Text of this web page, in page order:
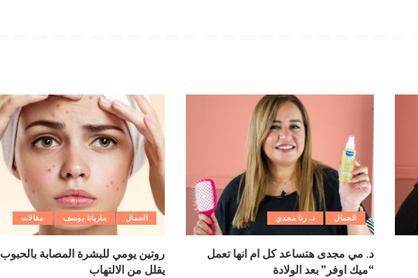
الجمال د. رنا مجدي
د. مي مجدى هتساعد كل ام انها تعمل
“ميك اوفر” بعد الولادة
الجمال ماريانا يوسف مقالات
روتين يومي للبشرة المصابة بالحبوب
يقلل من الالتهاب